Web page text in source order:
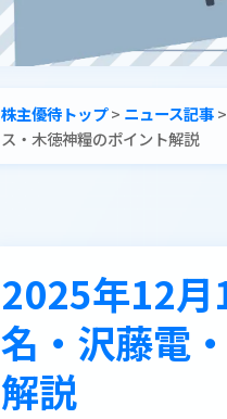
株主優待トップ> ニュース記事>
ス・木徳神糧のポイント解説
2025年12月
名・沢藤電
解説